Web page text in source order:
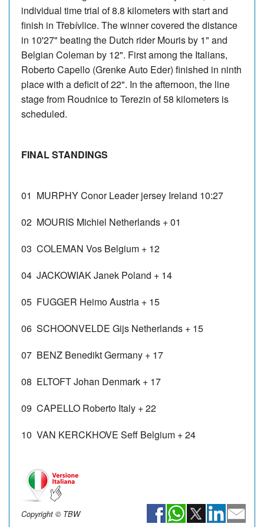
individual time trial of 8.8 kilometers with start and
finish in Třebívlice. The winner covered the distance
in 10'27" beating the Dutch rider Mouris by 1" and
Belgian Coleman by 12". First among the Italians,
Roberto Capello (Grenke Auto Eder) finished in ninth
place with a deficit of 22". In the afternoon, the line
stage from Roudnice to Terezin of 58 kilometers is
scheduled.
FINAL STANDINGS
01 MURPHY Conor Leader jersey Ireland 10:27
02 MOURIS Michiel Netherlands + 01
03 COLEMAN Vos Belgium + 12
04 JACKOWIAK Janek Poland + 14
05 FUGGER HeimoAustria + 15
06 SCHOONVELDE Gijs Netherlands + 15
07 BENZ BenediktGermany + 17
08 ELTOFT Johan Denmark + 17
09 CAPELLO Roberto Italy + 22
10 VAN KERCKHOVE Seff Belgium + 24
Copyright © TBW